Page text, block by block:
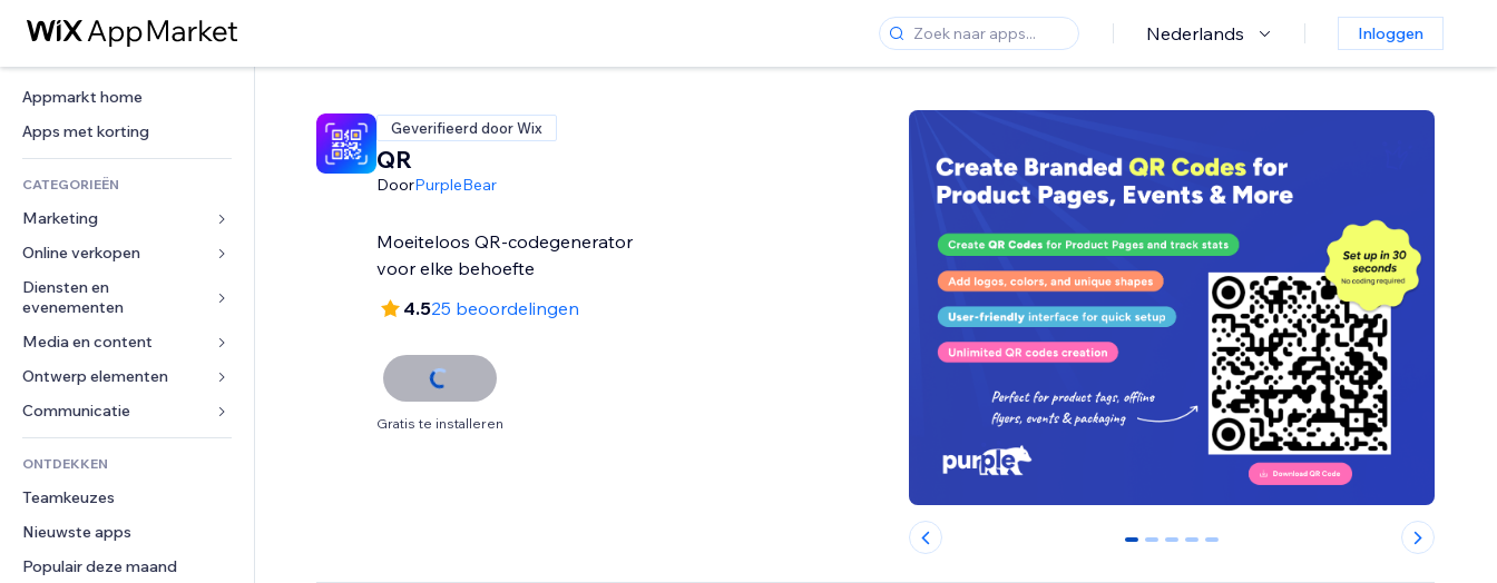
Nederlands Inloggen
Appmarkt home
Apps met korting
CATEGORIEËN
Marketing
Advertenties
Mobiel
Analytics
Social media
SEO
Betrokkenheid
Websitevermeldingen
E-mail
Conversie
Online verkopen
Apps voor webshops
Verzending en levering
Verkoopknoppen
Online cursussen
Print on demand
Boekhouding
Coupons en loyaliteit
Opslagoplossingen
Dropshipping
Prijzen en abonnementen
Diensten en
evenementen
Hotels
Evenementen
Restaurants
Vastgoed
Boekingen
Media en content
Galerij
Muziek
Podcasts
Fotografie
Video
PDF
Bestanden delen
Ontwerp elementen
Kaarten en navigatie
Privacy en beveiliging
Ontime
Pagina templates
Afbeeldingseffecten
Knoppen en menu's
Formulieren
Enquêtes
Chat
Opmerkingen
ONTDEKKEN
Teamkeuzes
Nieuwste apps
Populair deze maand
Geverifieerd door Wix
QR
DoorPurpleBear
Moeiteloos QR-codegenerator
voor elke behoefte
4.525 beoordelingen
Gratis te installeren
0 1 2 3 4